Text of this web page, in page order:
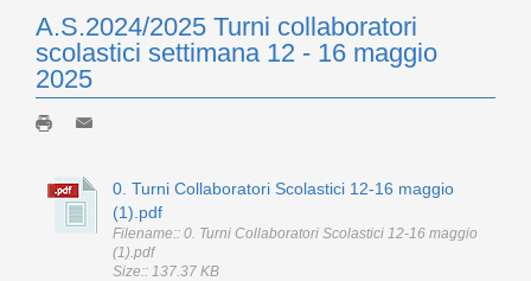
A.S.2024/2025 Turni collaboratori
scolastici settimana 12 - 16 maggio
2025
0. Turni Collaboratori Scolastici 12-16 maggio
(1).pdf
Filename:: 0. Turni Collaboratori Scolastici 12-16 maggio
(1).pdf
Size:: 137.37 KB